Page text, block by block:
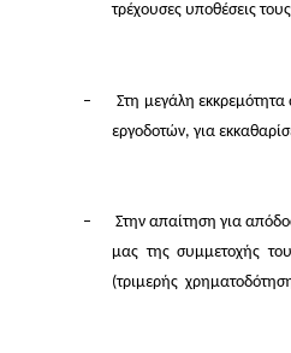
τρέχουσες υποθέσεις
–
Στη μεγάλη
εργοδοτών, για
–
Στην απαίτηση για
μας της συμμετοχής
(τριμερής